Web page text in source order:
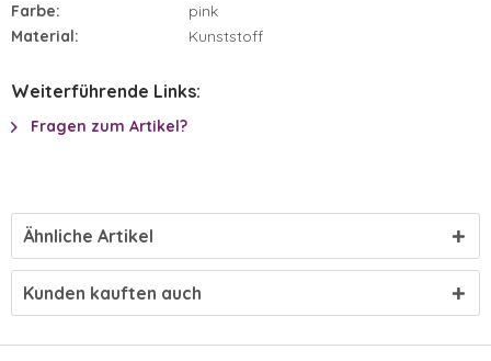
Farbe:
pink
Material:
Kunststoff
Weiterführende Links:
Fragen zum Artikel?
Ähnliche Artikel
Kunden kauften auch